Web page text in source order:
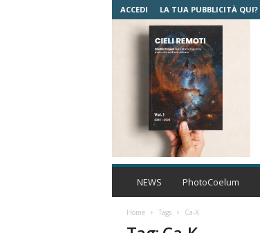
ACCEDI LA TUA PUBBLICITÀ QUI?
C
NEWS PhotoCoelum
Home Tags Ca-K